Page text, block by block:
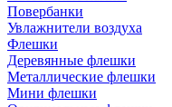
Повербанки
Увлажнители воздуха
Флешки
Деревянные флешки
Металлические флешки
Мини флешки